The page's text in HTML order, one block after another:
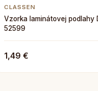
CLASSEN
Vzorka laminátovej podlahy
52599
1,49 €